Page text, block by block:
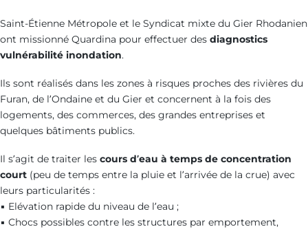
Saint-Étienne Métropole et le Syndicat mixte du Gier Rhodanien
ont missionné Quardina pour effectuer des diagnostics
vulnérabilité inondation.
Ils sont réalisés dans les zones à risques proches des rivières du
Furan, de l’Ondaine et du Gier et concernent à la fois des
logements, des commerces, des grandes entreprises et
quelques bâtiments publics.
Il s’agit de traiter les cours d’eau à temps de concentration
court (peu de temps entre la pluie et l’arrivée de la crue) avec
leurs particularités :
▪ Elévation rapide du niveau de l’eau ;
▪ Chocs possibles contre les structures par emportement,